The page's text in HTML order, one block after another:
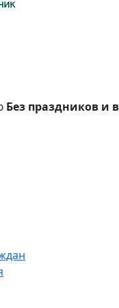
Без праздников и